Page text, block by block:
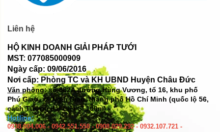
Liên hệ
HỘ KINH DOANH GIẢI PHÁP TƯỚI
MST: 077085000909
Ngày cấp: 09/06/2016
Nơi cấp: Phòng TC và KH UBND Huyện Châu Đức
Văn phòng: số382A đường Hùng Vương, tổ 16, khu phố
Phú Giao, xã Ngãi Giao, thành phố Hồ Chí Minh (quốc lộ 56,
cách Tượng đài Liệt Sĩ 100m)
Hotline:
0938.004.006 - 0942.551.558 - 0908.029.292 - 0932.107.721 -